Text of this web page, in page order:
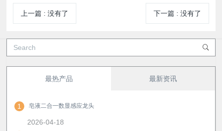
上一篇 :没有了 下一篇: 没有了
最热产品 最新资讯
1 皂液二合一数显感应龙头
2026-04-18